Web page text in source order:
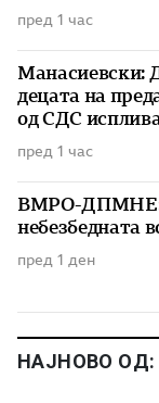
пред 1 час
Манасиевски:
децата на
од СДС
пред 1 час
ВМРО-ДПМНЕ:
небезбедната
пред 1 ден
НАЈНОВО ОД: